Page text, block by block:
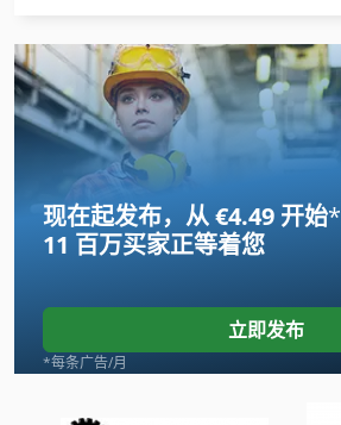
Fecken Kirfel Aachen Germany
Fuw 250
Gildemeister Ct 20
International 434
Linde
Newton 20
现在起发布，从 €4.49 开始*
11 百万买家正等着您
立即发布
*每条广告/月